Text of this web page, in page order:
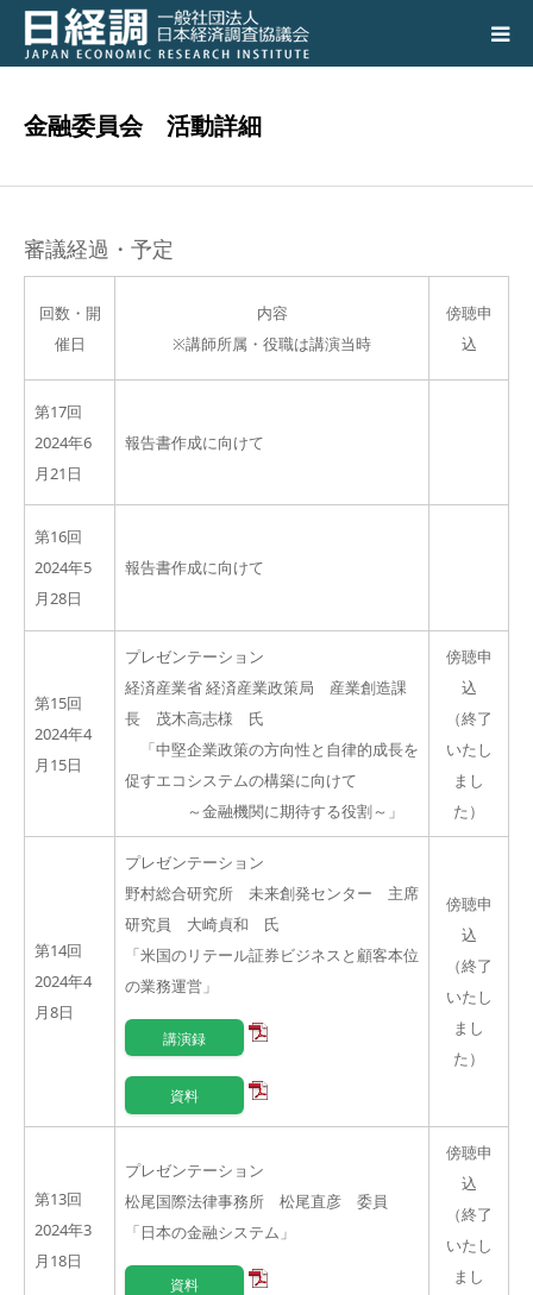
金融委員会 活動詳細
審議経過・予定
回数・開
催日
内容
※講師所属・役職は講演当時
傍聴申
込
第17回
2024年6
月21日
報告書作成に向けて
第16回
2024年5
月28日
報告書作成に向けて
第15回
2024年4
月15日
プレゼンテーション
経済産業省 経済産業政策局 産業創造課
長 茂木高志様 氏
「中堅企業政策の方向性と自律的成長を
促すエコシステムの構築に向けて
～金融機関に期待する役割～」
傍聴申
込
（終了
いたし
まし
た）
第14回
2024年4
月8日
プレゼンテーション
野村総合研究所 未来創発センター 主席
研究員 大崎貞和 氏
「米国のリテール証券ビジネスと顧客本位
の業務運営」
講演録
資料
傍聴申
込
（終了
いたし
まし
た）
第13回
2024年3
月18日
プレゼンテーション
松尾国際法律事務所 松尾直彦 委員
「日本の金融システム」
資料
傍聴申
込
（終了
いたし
まし
講演会、シンポジウム
会員専用ページ
アクセス